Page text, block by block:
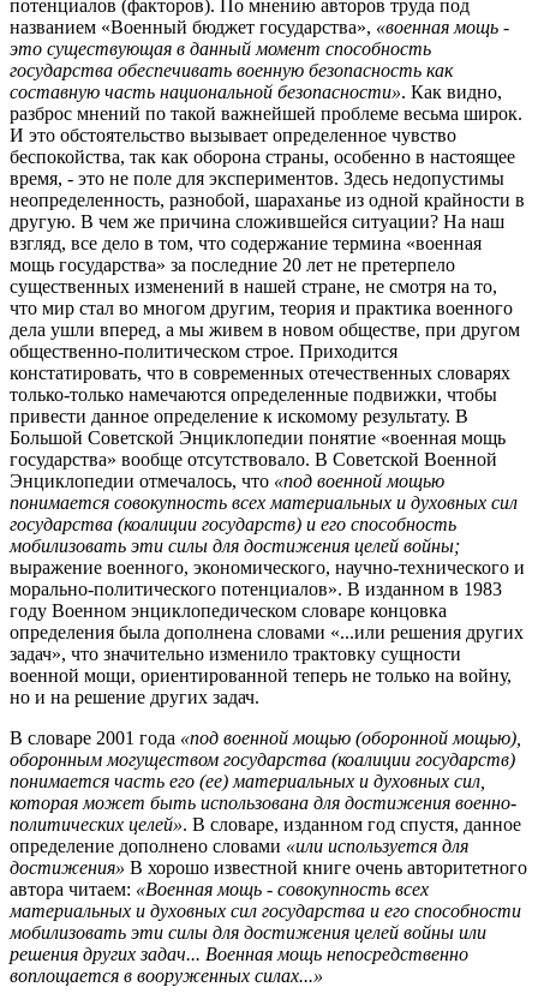
потенциалов (факторов). По мнению авторов труда под
названием «Военный бюджет государства», «военная мощь -
это существующая в данный момент способность
государства обеспечивать военную безопасность как
составную часть национальной безопасности». Как видно,
разброс мнений по такой важнейшей проблеме весьма широк.
И это обстоятельство вызывает определенное чувство
беспокойства, так как оборона страны, особенно в настоящее
время, - это не поле для экспериментов. Здесь недопустимы
неопределенность, разнобой, шараханье из одной крайности в
другую. В чем же причина сложившейся ситуации? На наш
взгляд, все дело в том, что содержание термина «военная
мощь государства» за последние 20 лет не претерпело
существенных изменений в нашей стране, не смотря на то,
что мир стал во многом другим, теория и практика военного
дела ушли вперед, а мы живем в новом обществе, при другом
общественно-политическом строе. Приходится
констатировать, что в современных отечественных словарях
только-только намечаются определенные подвижки, чтобы
привести данное определение к искомому результату. В
Большой Советской Энциклопедии понятие «военная мощь
государства» вообще отсутствовало. В Советской Военной
Энциклопедии отмечалось, что «под военной мощью
понимается совокупность всех материальных и духовных сил
государства (коалиции государств) и его способность
мобилизовать эти силы для достижения целей войны;
выражение военного, экономического, научно-технического и
морально-политического потенциалов». В изданном в 1983
году Военном энциклопедическом словаре концовка
определения была дополнена словами «...или решения других
задач», что значительно изменило трактовку сущности
военной мощи, ориентированной теперь не только на войну,
но и на решение других задач.
В словаре 2001 года «под военной мощью (оборонной мощью),
оборонным могуществом государства (коалиции государств)
понимается часть его (ее) материальных и духовных сил,
которая может быть использована для достижения военно-
политических целей». В словаре, изданном год спустя, данное
определение дополнено словами «или используется для
достижения» В хорошо известной книге очень авторитетного
автора читаем: «Военная мощь - совокупность всех
материальных и духовных сил государства и его способности
мобилизовать эти силы для достижения целей войны или
решения других задач... Военная мощь непосредственно
воплощается в вооруженных силах...»